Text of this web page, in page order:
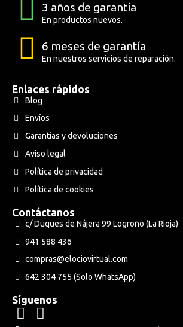
3 años de garantía
En productos nuevos.
6 meses de garantía
En nuestros servicios de reparación.
Enlaces rápidos
Blog
Envíos
Garantías y devoluciones
Aviso legal
Política de privacidad
Política de cookies
Contáctanos
c/ Duques de Nájera 99 Logroño (La Rioja)
941 588 436
compras@elociovirtual.com
642 304 755 (Solo WhatsApp)
Síguenos